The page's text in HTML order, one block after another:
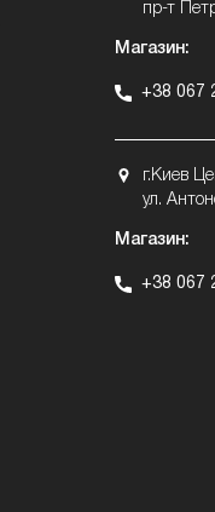
пр-т
Магазин:
+38 067
г.Киев
ул.
Магазин:
+38 067